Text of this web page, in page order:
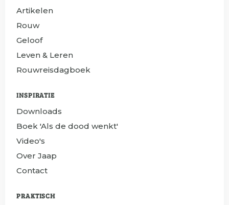
Artikelen
Rouw
Geloof
Leven & Leren
Rouwreisdagboek
INSPIRATIE
Downloads
Boek 'Als de dood wenkt'
Video's
Over Jaap
Contact
PRAKTISCH